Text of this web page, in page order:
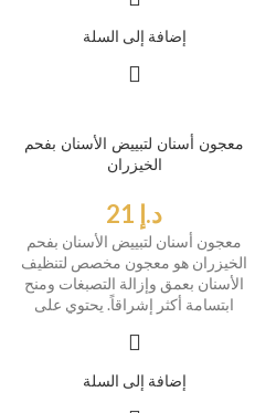
إضافة إلى السلة
معجون أسنان لتبييض الأسنان بفحم
الخيزران
د.إ
معجون أسنان لتبييض الأسنان بفحم
الخيزران هو معجون مخصص لتنظيف
الأسنان بعمق وإزالة التصبغات ومنح
ابتسامة أكثر إشراقاً. يحتوي على
إضافة إلى السلة